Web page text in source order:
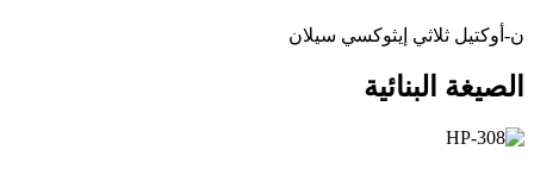
ن-أوكتيل ثلاثي إيثوكسي سيلان
الصيغة البنائية